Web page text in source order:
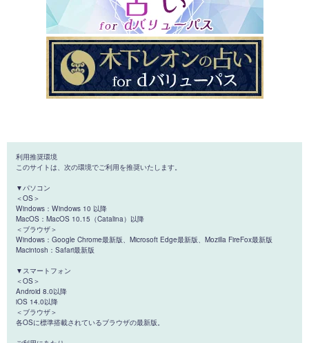
利用推奨環境
このサイトは、次の環境でご利用を推奨いたします。
▼パソコン
＜OS＞
Windows：Windows 10 以降
MacOS：MacOS 10.15（Catalina）以降
＜ブラウザ＞
Windows：Google Chrome最新版、Microsoft Edge最新版、Mozilla FireFox最新版
Macintosh：Safari最新版
▼スマートフォン
＜OS＞
Android 8.0以降
iOS 14.0以降
＜ブラウザ＞
各OSに標準搭載されているブラウザの最新版。